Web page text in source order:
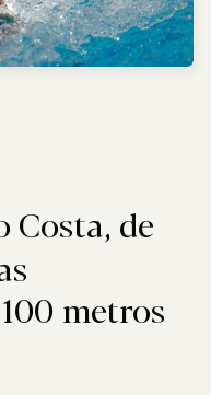
Costa, de
metros